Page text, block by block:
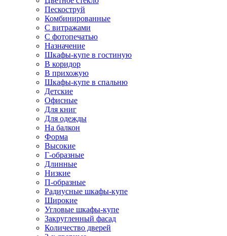
Пескоструй
Комбинированные
С витражами
С фотопечатью
Назначение
Шкафы-купе в гостиную
В коридор
В прихожую
Шкафы-купе в спальню
Детские
Офисные
Для книг
Для одежды
На балкон
Форма
Высокие
Г-образные
Длинные
Низкие
П-образные
Радиусные шкафы-купе
Широкие
Угловые шкафы-купе
Закругленный фасад
Количество дверей